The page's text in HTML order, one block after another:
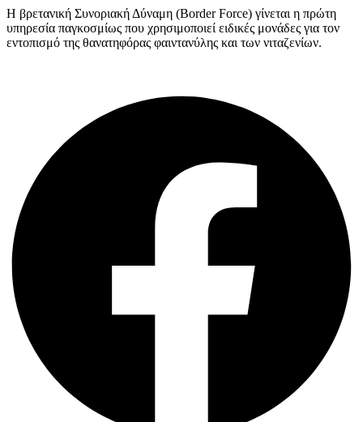
Η βρετανική Συνοριακή Δύναμη (Border Force) γίνεται η πρώτη
υπηρεσία παγκοσμίως που χρησιμοποιεί ειδικές μονάδες για τον
εντοπισμό της θανατηφόρας φαιντανύλης και των νιταζενίων.